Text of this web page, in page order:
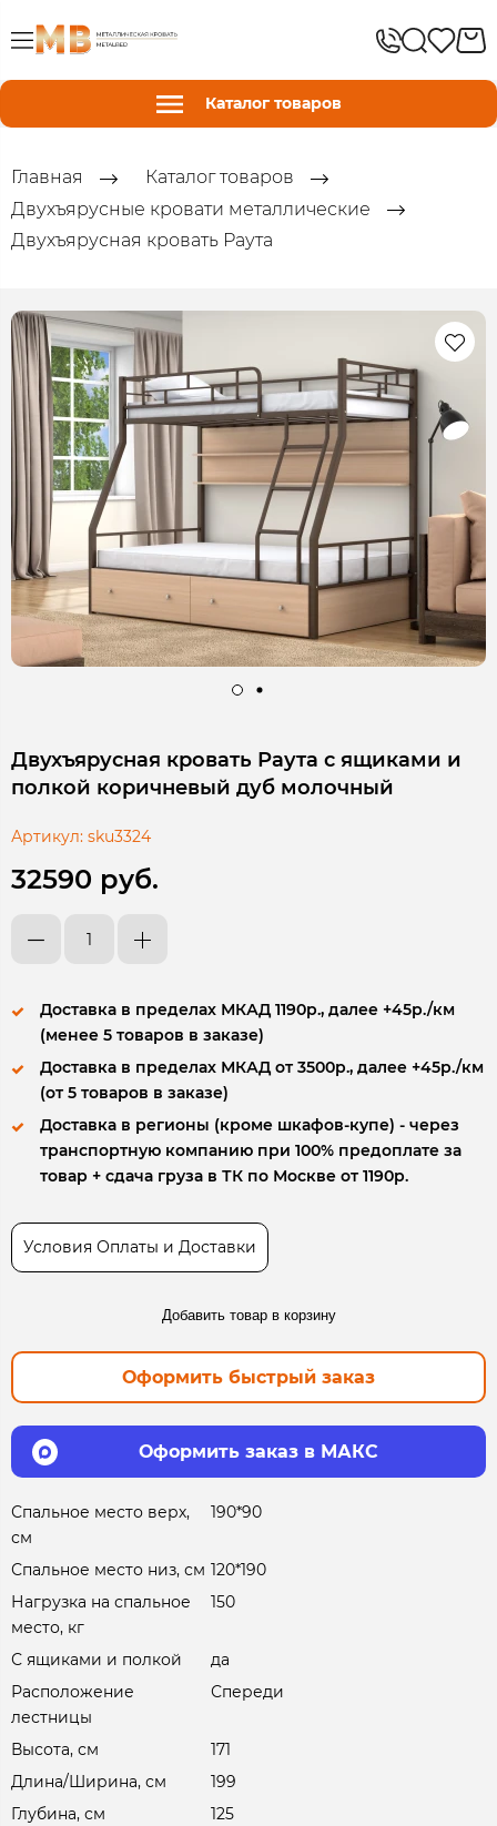
Каталог товаров
Главная
Каталог товаров
Двухъярусные кровати металлические
Двухъярусная кровать Раута
Двухъярусная кровать Раута с ящиками и
полкой коричневый дуб молочный
Артикул: sku3324
32590 руб.
Доставка в пределах МКАД 1190р., далее +45р./км
(менее 5 товаров в заказе)
Доставка в пределах МКАД от 3500р., далее +45р./км
(от 5 товаров в заказе)
Доставка в регионы (кроме шкафов-купе) - через
транспортную компанию при 100% предоплате за
товар + сдача груза в ТК по Москве от 1190р.
Условия Оплаты и Доставки
Добавить товар в корзину
Оформить быстрый заказ
Оформить заказ в МАКС
Спальное место верх,
см
190*90
Спальное место низ, см 120*190
Нагрузка на спальное
место, кг
150
С ящиками и полкой
да
Расположение
лестницы
Спереди
Высота, см
171
Длина/Ширина, см
199
Глубина, см
125